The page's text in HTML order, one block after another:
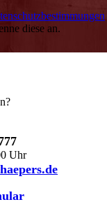
diese an.
Uhr